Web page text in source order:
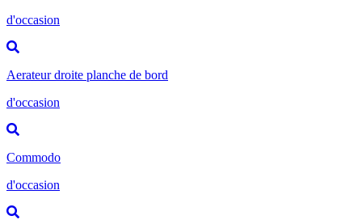
d'occasion
Aerateur droite planche de bord
d'occasion
Commodo
d'occasion